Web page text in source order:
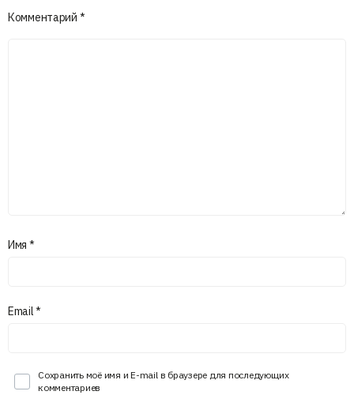
Комментарий *
Имя *
Email*
Сохранить моё имя и E-mail в браузере для последующих
комментариев